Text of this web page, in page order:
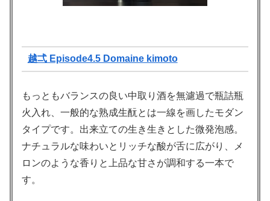
越弌 Episode4.5 Domaine kimoto
もっともバランスの良い中取り酒を無濾過で瓶詰瓶
火入れ、一般的な熟成生酛とは一線を画したモダン
タイプです。出来立ての生き生きとした微発泡感。
ナチュラルな味わいとリッチな酸が舌に広がり、メ
ロンのような香りと上品な甘さが調和する一本で
す。